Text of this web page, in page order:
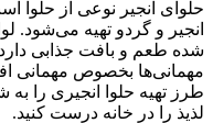
نوعی از حلوا است که
گردو تهیه می‌شود. لوا به
و بافت جذابی دارد و
بخصوص مهمانی افطار
حلوا انجیری را به شما
در خانه درست کنید.